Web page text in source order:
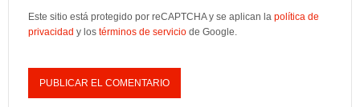
Este sitio está protegido por reCAPTCHA y se aplican la política de
privacidad y los términos de servicio de Google.